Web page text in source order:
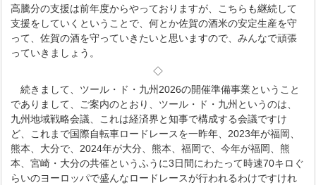
高騰分の支援は前年度からやっておりますが、こちらも継続して
支援をしていくということで、何とか佐賀の酒米の安定生産を守
って、佐賀の酒を守っていきたいと思いますので、みんなで頑張
っていきましょう。
◇
続きまして、ツール・ド・九州2026の開催準備事業ということ
でありまして、ご案内のとおり、ツール・ド・九州というのは、
九州地域戦略会議、これは経済界と知事で構成する会議ですけ
ど、これまで国際自転車ロードレースを一昨年、2023年が福岡、
熊本、大分で、2024年が大分、熊本、福岡で、今年が福岡、熊
本、宮崎・大分の共催というふうに3日間にわたって時速70キロぐ
らいのヨーロッパで盛んなロードレースが行われるわけですけれ